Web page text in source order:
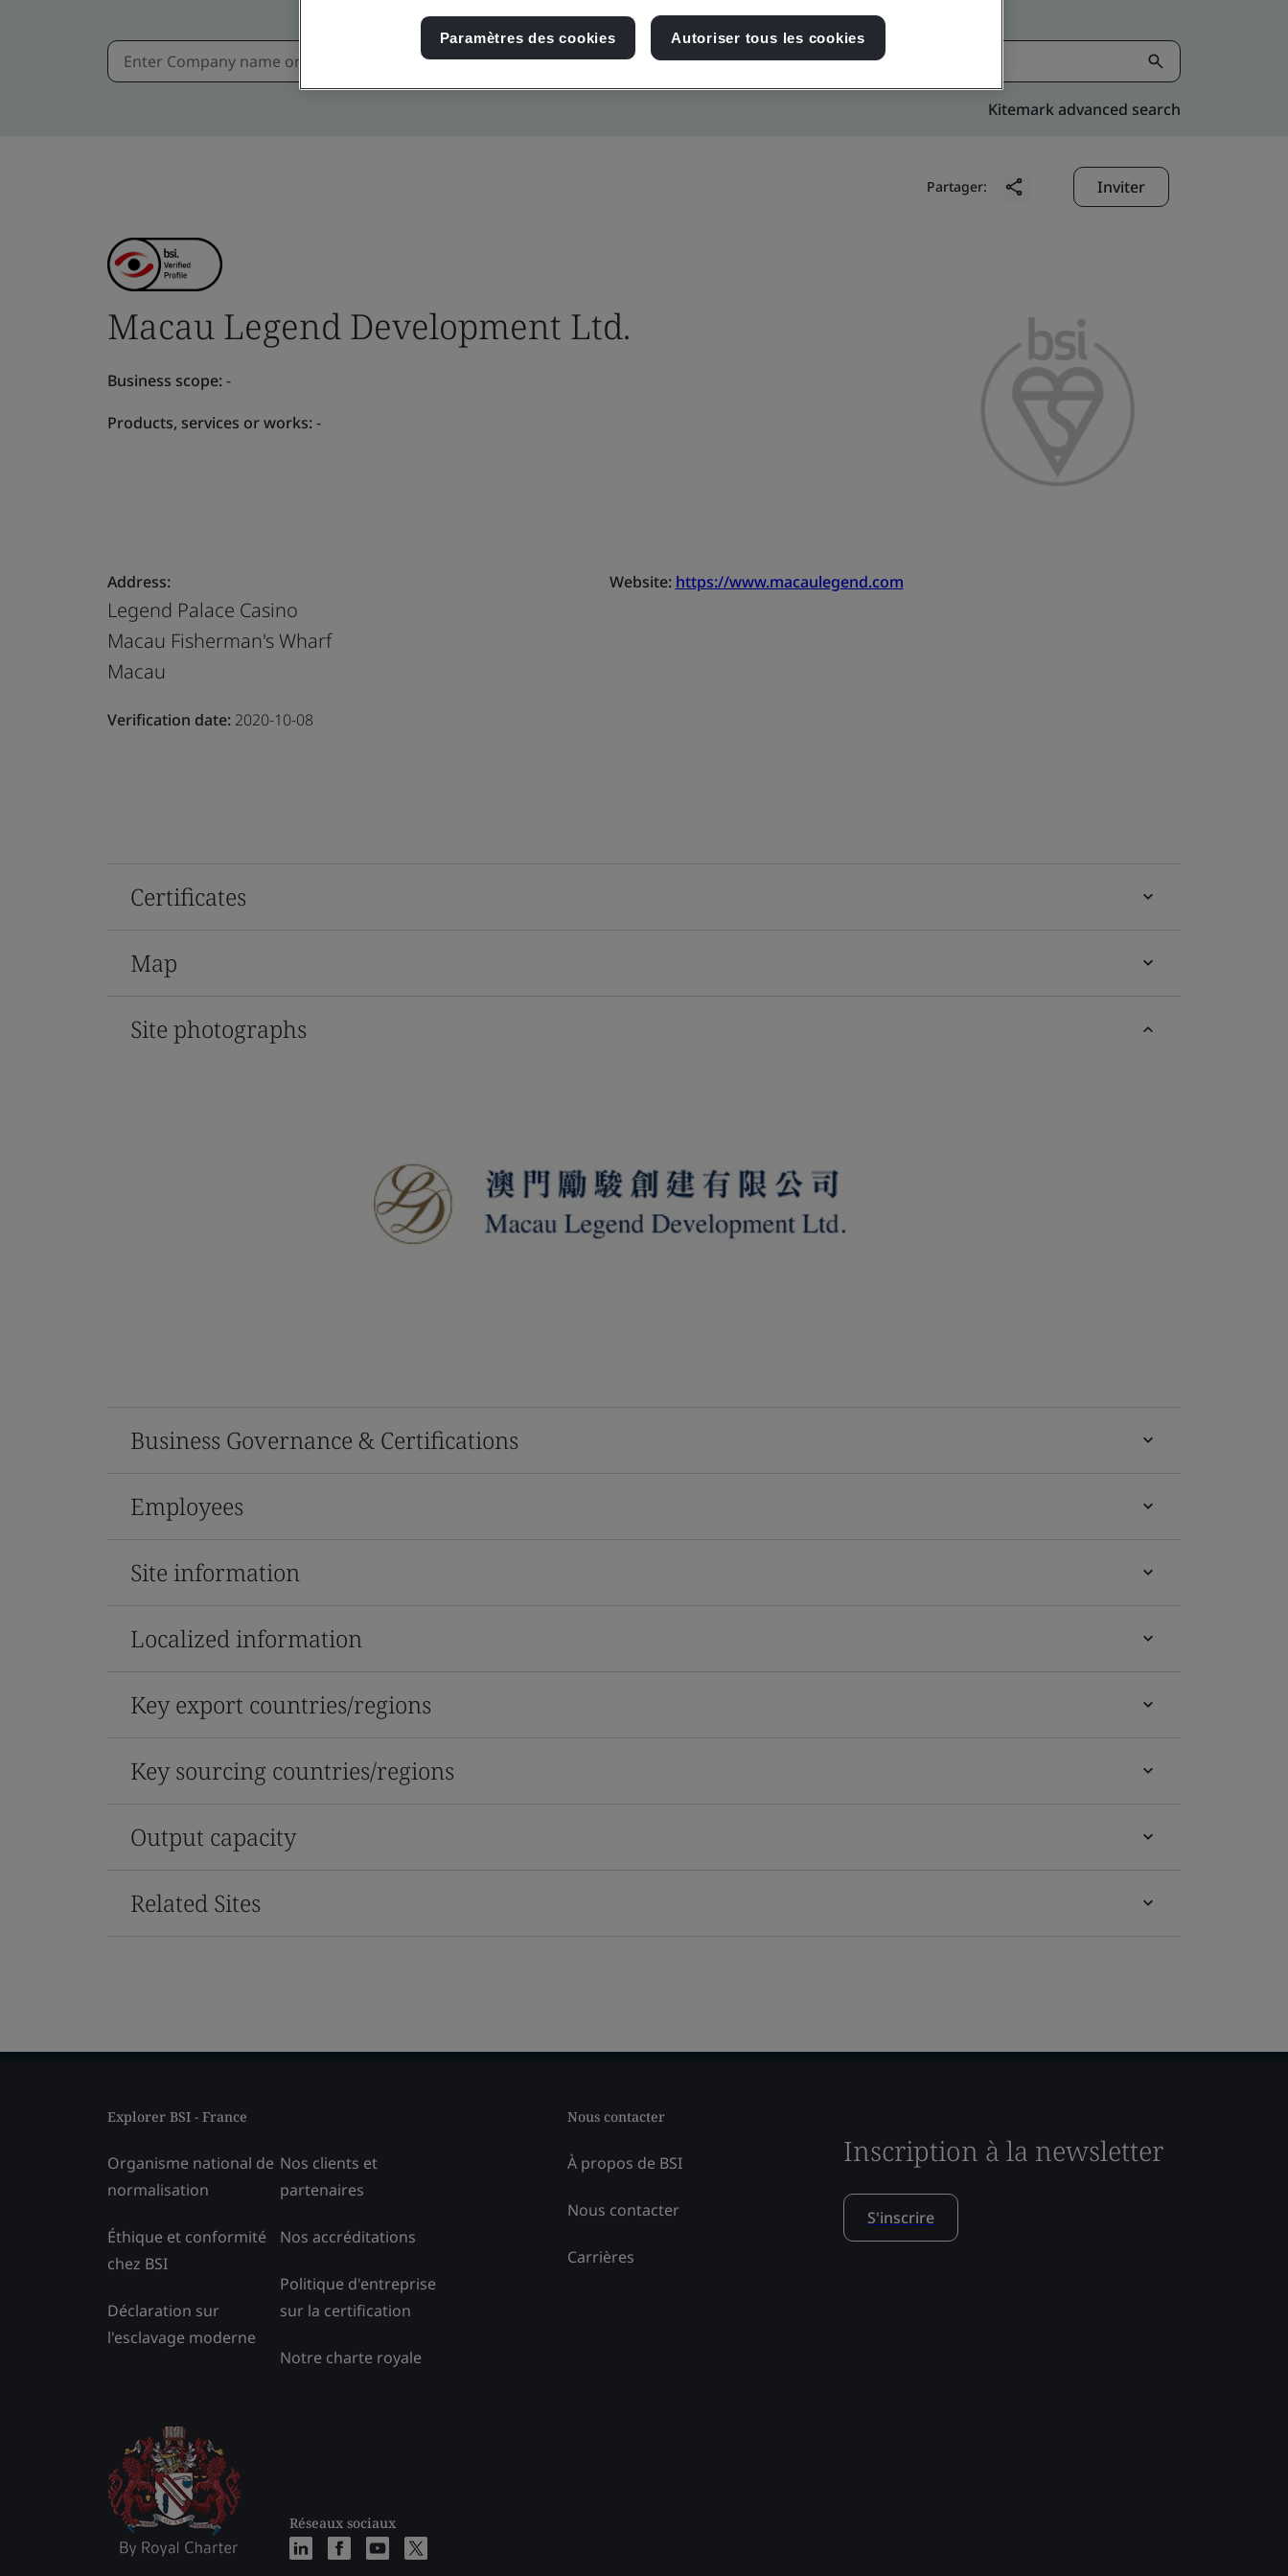
Kitemark advanced search
Partager: Inviter
Macau Legend Development Ltd.
Business scope:-
Products, services or works:-
Address:
Legend Palace Casino
Macau Fisherman's Wharf
Macau
Verification date: 2020-10-08
Website: https://www.macaulegend.com
Certificates
Map
Site photographs
Business Governance & Certifications
Employees
Site information
Localized information
Key export countries/regions
Key sourcing countries/regions
Output capacity
Related Sites
Explorer BSI - France
Organisme national de
normalisation
Éthique et conformité
chez BSI
Déclaration sur
l'esclavage moderne
Nos clients et
partenaires
Nos accréditations
Politique d'entreprise
sur la certification
Notre charte royale
Réseaux sociaux
Nous contacter
À propos de BSI
Nous contacter
Carrières
Inscription à la newsletter
S'inscrire
Paramètres des cookies Autoriser tous les cookies